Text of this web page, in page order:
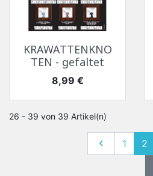
KRAWATTENKNO
TEN - gefaltet
Preis
8,99 €
26 - 39 von 39 Artikel(n)
Zurück
 1 2